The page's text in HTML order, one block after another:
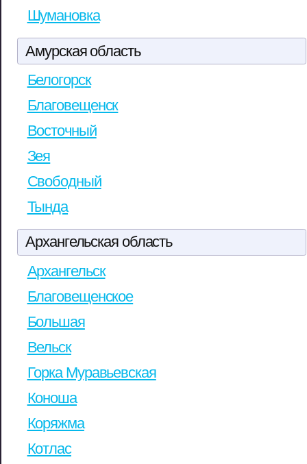
Шумановка
Амурская область
Белогорск
Благовещенск
Восточный
Зея
Свободный
Тында
Архангельская область
Архангельск
Благовещенское
Большая
Вельск
Горка Муравьевская
Коноша
Коряжма
Котлас